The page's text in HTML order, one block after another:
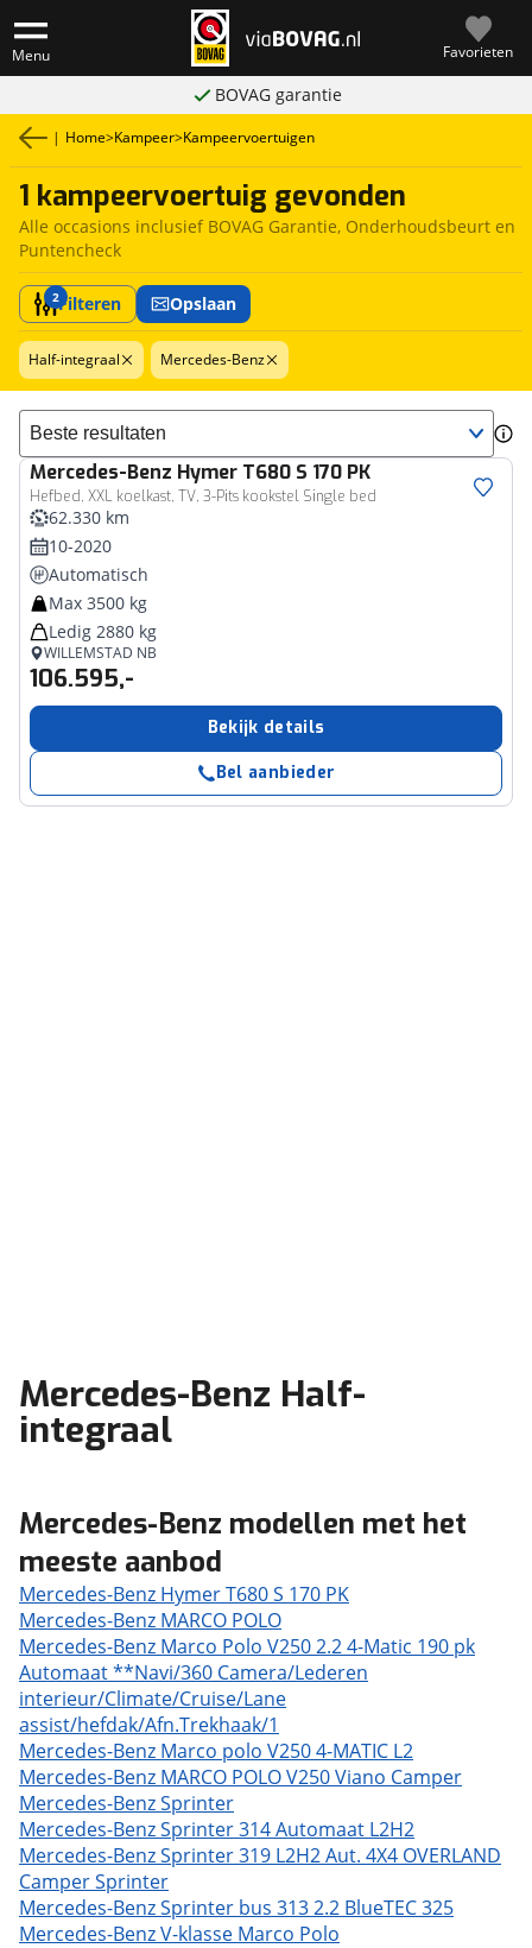
Menu Favorieten
BOVAG garantie
| Home>Kampeer>Kampeervoertuigen
1 kampeervoertuig gevonden
Alle occasions inclusief BOVAG Garantie, Onderhoudsbeurt en
Puntencheck
2Filteren Opslaan
Half-integraal Mercedes-Benz
Sorteer resultaten
Mercedes-Benz Hymer T680 S 170 PK
Hefbed, XXL koelkast, TV, 3-Pits kookstel Single bed
62.330 km
10-2020
Automatisch
Max 3500 kg
Ledig 2880 kg
WILLEMSTAD NB
106.595,-
Bekijk details
Bel aanbieder
Mercedes-Benz Half-
integraal
Mercedes-Benz modellen met het
meeste aanbod
Mercedes-Benz Hymer T680 S 170 PK
Mercedes-Benz MARCO POLO
Mercedes-Benz Marco Polo V250 2.2 4-Matic 190 pk
Automaat **Navi/360 Camera/Lederen
interieur/Climate/Cruise/Lane
assist/hefdak/Afn.Trekhaak/1
Mercedes-Benz Marco polo V250 4-MATIC L2
Mercedes-Benz MARCO POLO V250 Viano Camper
Mercedes-Benz Sprinter
Mercedes-Benz Sprinter 314 Automaat L2H2
Mercedes-Benz Sprinter 319 L2H2 Aut. 4X4 OVERLAND
Camper Sprinter
Mercedes-Benz Sprinter bus 313 2.2 BlueTEC 325
Mercedes-Benz V-klasse Marco Polo